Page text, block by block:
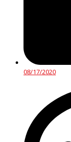
08/17/2020